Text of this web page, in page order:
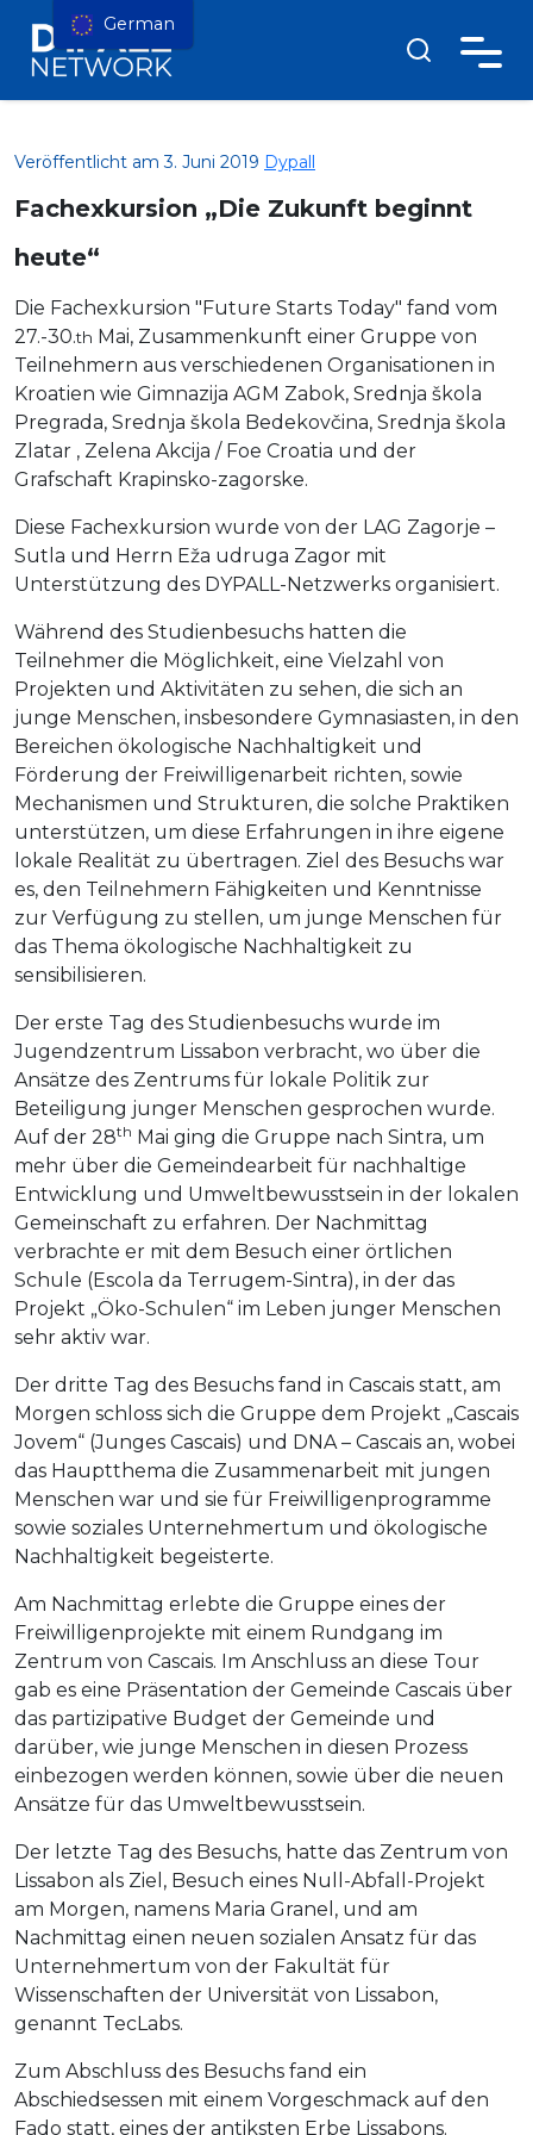
Veröffentlicht am 3. Juni 2019 Dypall
Fachexkursion „Die Zukunft beginnt
heute“
Die Fachexkursion "Future Starts Today" fand vom
27.-30.th Mai, Zusammenkunft einer Gruppe von
Teilnehmern aus verschiedenen Organisationen in
Kroatien wie Gimnazija AGM Zabok, Srednja škola
Pregrada, Srednja škola Bedekovčina, Srednja škola
Zlatar , Zelena Akcija / Foe Croatia und der
Grafschaft Krapinsko-zagorske.
Diese Fachexkursion wurde von der LAG Zagorje –
Sutla und Herrn Eža udruga Zagor mit
Unterstützung des DYPALL-Netzwerks organisiert.
Während des Studienbesuchs hatten die
Teilnehmer die Möglichkeit, eine Vielzahl von
Projekten und Aktivitäten zu sehen, die sich an
junge Menschen, insbesondere Gymnasiasten, in den
Bereichen ökologische Nachhaltigkeit und
Förderung der Freiwilligenarbeit richten, sowie
Mechanismen und Strukturen, die solche Praktiken
unterstützen, um diese Erfahrungen in ihre eigene
lokale Realität zu übertragen. Ziel des Besuchs war
es, den Teilnehmern Fähigkeiten und Kenntnisse
zur Verfügung zu stellen, um junge Menschen für
das Thema ökologische Nachhaltigkeit zu
sensibilisieren.
Der erste Tag des Studienbesuchs wurde im
Jugendzentrum Lissabon verbracht, wo über die
Ansätze des Zentrums für lokale Politik zur
Beteiligung junger Menschen gesprochen wurde.
Auf der 28th Mai ging die Gruppe nach Sintra, um
mehr über die Gemeindearbeit für nachhaltige
Entwicklung und Umweltbewusstsein in der lokalen
Gemeinschaft zu erfahren. Der Nachmittag
verbrachte er mit dem Besuch einer örtlichen
Schule (Escola da Terrugem-Sintra), in der das
Projekt „Öko-Schulen“ im Leben junger Menschen
sehr aktiv war.
Der dritte Tag des Besuchs fand in Cascais statt, am
Morgen schloss sich die Gruppe dem Projekt „Cascais
Jovem“ (Junges Cascais) und DNA – Cascais an, wobei
das Hauptthema die Zusammenarbeit mit jungen
Menschen war und sie für Freiwilligenprogramme
sowie soziales Unternehmertum und ökologische
Nachhaltigkeit begeisterte.
Am Nachmittag erlebte die Gruppe eines der
Freiwilligenprojekte mit einem Rundgang im
Zentrum von Cascais. Im Anschluss an diese Tour
gab es eine Präsentation der Gemeinde Cascais über
das partizipative Budget der Gemeinde und
darüber, wie junge Menschen in diesen Prozess
einbezogen werden können, sowie über die neuen
Ansätze für das Umweltbewusstsein.
Der letzte Tag des Besuchs, hatte das Zentrum von
Lissabon als Ziel, Besuch eines Null-Abfall-Projekt
am Morgen, namens Maria Granel, und am
Nachmittag einen neuen sozialen Ansatz für das
Unternehmertum von der Fakultät für
Wissenschaften der Universität von Lissabon,
genannt TecLabs.
Zum Abschluss des Besuchs fand ein
Abschiedsessen mit einem Vorgeschmack auf den
Fado statt, eines der antiksten Erbe Lissabons.
German